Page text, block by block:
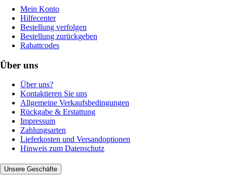
Mein Konto
Hilfecenter
Bestellung verfolgen
Bestellung zurückgeben
Rabattcodes
Über uns
Über uns?
Kontaktieren Sie uns
Allgemeine Verkaufsbedingungen
Rückgabe & Erstattung
Impressum
Zahlungsarten
Lieferkosten und Versandoptionen
Hinweis zum Datenschutz
Unsere Geschäfte